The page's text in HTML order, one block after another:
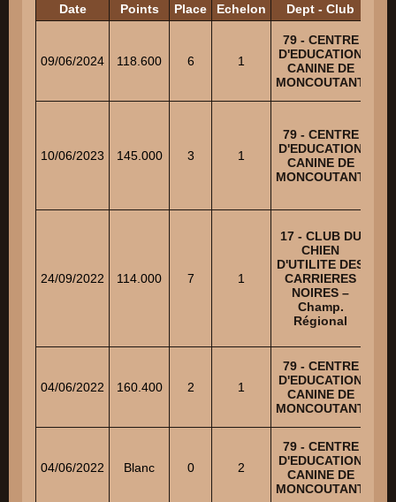
Date Points Place Echelon Dept - Club
09/06/2024 118.600 6 1
79 - CENTRE
D'EDUCATION
CANINE DE
MONCOUTANT
10/06/2023 145.000 3 1
79 - CENTRE
D'EDUCATION
CANINE DE
MONCOUTANT
24/09/2022 114.000 7 1
17 - CLUB DU
CHIEN
D'UTILITE DES
CARRIERES
NOIRES –
Champ.
Régional
04/06/2022 160.400 2 1
79 - CENTRE
D'EDUCATION
CANINE DE
MONCOUTANT
04/06/2022 Blanc 0 2
79 - CENTRE
D'EDUCATION
CANINE DE
MONCOUTANT